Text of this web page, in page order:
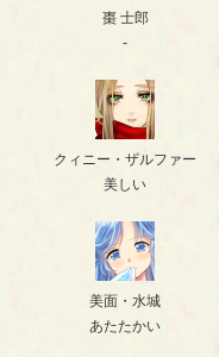
棗 士郎
-
クィニー・ザルファー
美しい
美面・水城
あたたかい